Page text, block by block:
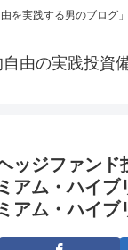
由を実践する男のブログ
由の実践投資
ッジファンド
アム・ハイブ
アム・ハイブ